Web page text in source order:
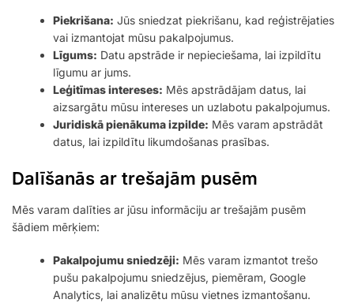
Piekrišana: Jūs sniedzat piekrišanu, kad reģistrējaties
vai izmantojat mūsu pakalpojumus.
Līgums: Datu apstrāde ir nepieciešama, lai izpildītu
līgumu ar jums.
Leģitīmas intereses: Mēs apstrādājam datus, lai
aizsargātu mūsu intereses un uzlabotu pakalpojumus.
Juridiskā pienākuma izpilde: Mēs varam apstrādāt
datus, lai izpildītu likumdošanas prasības.
Dalīšanās ar trešajām pusēm
Mēs varam dalīties ar jūsu informāciju ar trešajām pusēm
šādiem mērķiem:
Pakalpojumu sniedzēji: Mēs varam izmantot trešo
pušu pakalpojumu sniedzējus, piemēram, Google
Analytics, lai analizētu mūsu vietnes izmantošanu.